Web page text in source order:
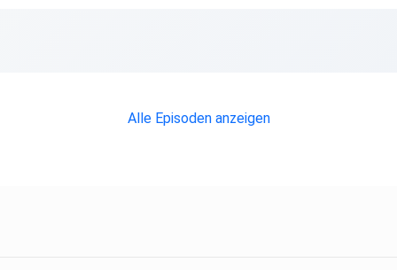
Alle Episoden anzeigen